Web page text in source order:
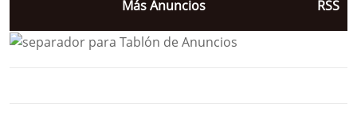
Más Anuncios RSS